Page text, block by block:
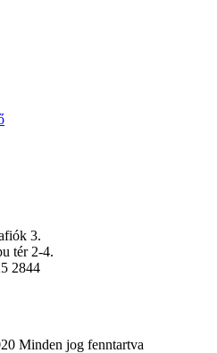
3.
tér 2-4.
2844
Minden jog fenntartva